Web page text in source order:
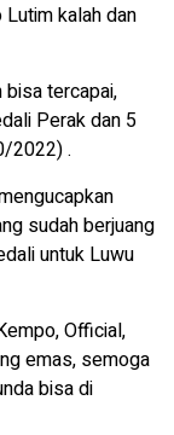
kalah dan
tercapai,
Perak dan 5
2022) .
sudah berjuang
untuk Luwu
Official,
emas, semoga
bisa di